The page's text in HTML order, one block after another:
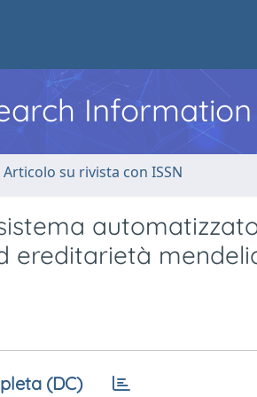
Articolo su rivista con ISSN
ereditarietà
(DC)